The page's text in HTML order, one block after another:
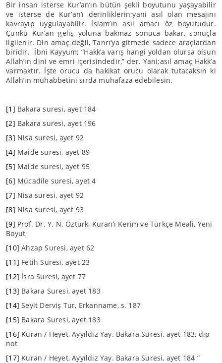
Bir insan isterse Kur’an’ın bütün şekli boyutunu yaşayabilir
ve isterse de Kur’an’ı derinliklerin;yani asıl olan mesajını
kavrayıp uygulayabilir. İslam’ın asıl amacı öz boyutudur.
Çünkü Kur’an geliş yoluna bakmaz sonuca bakar, sonuçla
ilgilenir. Din amaç değil, Tanrı’ya gitmede sadece araçlardan
biridir. İbni Kayyum; “Hakk’a varış hangi yoldan olursa olsun
Allah’ın dini ve emri içerisindedir,” der. Yani;asıl amaç Hakk’a
varmaktır. İşte orucu da hakikat orucu olarak tutacaksın ki
Allah’ın muhabbetini sırda muhafaza edebilesin.
[1] Bakara suresi, ayet 184
[2] Bakara suresi, ayet 196
[3] Nisa suresi, ayet 92
[4] Maide suresi, ayet 89
[5] Maide suresi, ayet 95
[6] Mücadile suresi, ayet 4
[7] Nisa suresi, ayet 92
[8] Nisa suresi, ayet 93
[9] Prof. Dr. Y. N. Öztürk, Kuran’ı Kerim ve Türkçe Meali, Yeni
Boyut
[10] Ahzap Suresi, ayet 62
[11] Fetih Suresi, ayet 23
[12] İsra Suresi, ayet 77
[13] Bakara Suresi, ayet 183
[14] Seyit Derviş Tur, Erkanname, s. 187
[15] Bakara Suresi, ayet 183
[16] Kuran / Heyet, Ayyıldız Yay. Bakara Suresi, ayet 183, dip
not
[17] Kuran / Heyet, Ayyıldız Yay. Bakara Suresi, ayet 184 “